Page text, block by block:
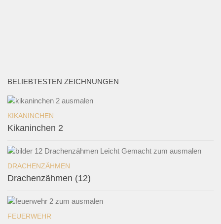
BELIEBTESTEN ZEICHNUNGEN
KIKANINCHEN
Kikaninchen 2
DRACHENZÄHMEN
Drachenzähmen (12)
FEUERWEHR